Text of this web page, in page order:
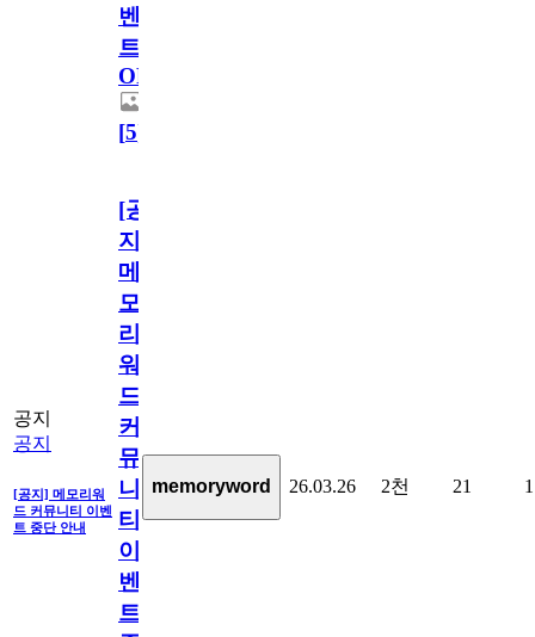
벤
트
OPEN!
[5]
공지
공지
[공지] 메모리워
드 커뮤니티 이벤
트 중단 안내
[공
지]
메
모
리
워
드
커
뮤
니
티
이
벤
트
memoryword 26.03.26 2천 21 1